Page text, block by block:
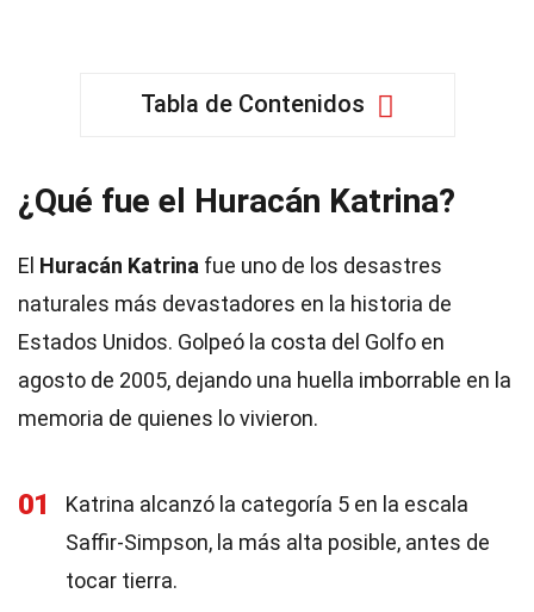
Tabla de Contenidos
¿Qué fue el Huracán Katrina?
El Huracán Katrina fue uno de los desastres
naturales más devastadores en la historia de
Estados Unidos. Golpeó la costa del Golfo en
agosto de 2005, dejando una huella imborrable en la
memoria de quienes lo vivieron.
01
Katrina alcanzó la categoría 5 en la escala
Saffir-Simpson, la más alta posible, antes de
tocar tierra.